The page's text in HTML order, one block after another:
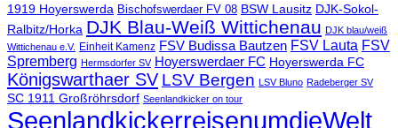
1919 Hoyerswerda Bischofswerdaer FV 08 BSW Lausitz DJK-Sokol-
Ralbitz/Horka DJK Blau-Weiß Wittichenau DJK blau/weiß
Wittichenau e.V. Einheit Kamenz FSV Budissa Bautzen FSV Lauta FSV
Spremberg Hermsdorfer SV Hoyerswerdaer FC Hoyerswerda FC
Königswarthaer SV LSV Bergen LSV Bluno Radeberger SV
SC 1911 Großröhrsdorf Seenlandkicker on tour
SeenlandkickerreisenumdieWelt